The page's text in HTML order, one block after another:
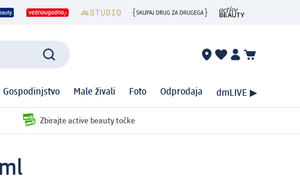
Gospodinjstvo Male živali Foto Odprodaja dmLIVE ▶
Zbirajte active beauty točke